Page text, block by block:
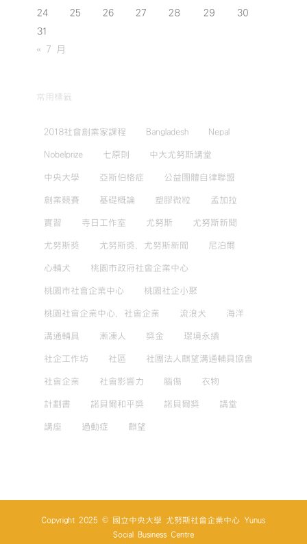
24
25 26 27 28 29
30
31
« 7 月
常用標籤
2018社會創業家課程 Bangladesh Nepal
Nobelprize 七原則 中大尤努斯講堂
中央大學 亞斯伯格症 公益團體自律聯盟
創業競賽 基礎概論 塑膠微粒 孟加拉
實習 寺日工作室 尤努斯 尤努斯新聞
尤努斯獎 尤努斯獎，尤努斯新聞 尼泊爾
心輔犬 桃園市政府社會企業中心
桃園市社會企業中心 桃園社企小聚
桃園社會企業中心，社會企業 流浪犬 海洋
溝通輔具 漸凍人 獎金 環境永續
社企工作坊 社區 社團法人麒望溝通輔具協會
社會企業 社會影響力 腦傷 衣物
計劃書 諾貝爾和平獎 諾貝爾獎 講堂
講座 過動症 麒望
Copyright 2025 © 國立中央大學 尤努斯社會企業中心 Yunus
Social Business Centre